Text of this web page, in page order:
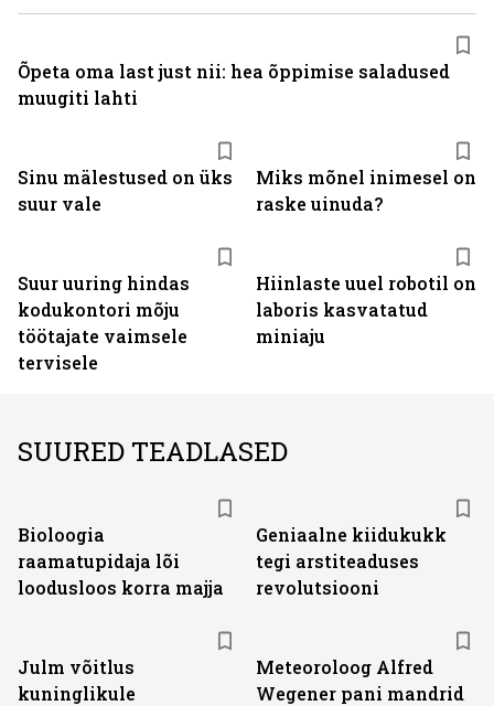
Sinu mälestused on üks
suur vale
Miks mõnel inimesel on
raske uinuda?
Suur uuring hindas
kodukontori mõju
töötajate vaimsele
tervisele
Hiinlaste uuel robotil on
laboris kasvatatud
miniaju
Õpeta oma last just nii: hea õppimise saladused
muugiti lahti
SUURED TEADLASED
Bioloogia
raamatupidaja lõi
loodusloos korra majja
Geniaalne kiidukukk
tegi arstiteaduses
revolutsiooni
Julm võitlus
kuninglikule
Meteoroloog Alfred
Wegener pani mandrid